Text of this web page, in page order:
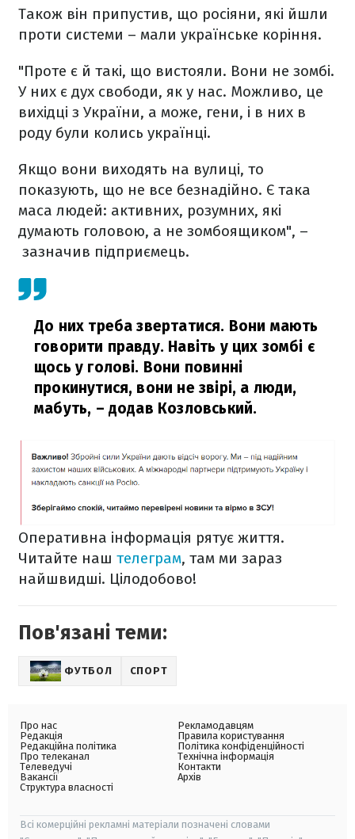
Також він припустив, що росіяни, які йшли
проти системи – мали українське коріння.
"Проте є й такі, що вистояли. Вони не зомбі.
У них є дух свободи, як у нас. Можливо, це
вихідці з України, а може, гени, і в них в
роду були колись українці.
Якщо вони виходять на вулиці, то
показують, що не все безнадійно. Є така
маса людей: активних, розумних, які
думають головою, а не зомбоящиком", –
зазначив підприємець.
До них треба звертатися. Вони мають
говорити правду. Навіть у цих зомбі є
щось у голові. Вони повинні
прокинутися, вони не звірі, а люди,
мабуть, – додав Козловський.
Оперативна інформація рятує життя.
Читайте наш телеграм, там ми зараз
найшвидші. Цілодобово!
Пов'язані теми:
ФУТБОЛ СПОРТ
Про нас
Редакція
Редакційна політика
Про телеканал
Телеведучі
Вакансії
Структура власності
Рекламодавцям
Правила користування
Політика конфіденційності
Технічна інформація
Контакти
Архів
Всі комерційні рекламні матеріали позначені словами